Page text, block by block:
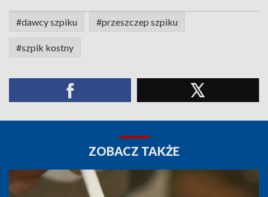
#dawcy szpiku #przeszczep szpiku
#szpik kostny
ZOBACZ TAKŻE